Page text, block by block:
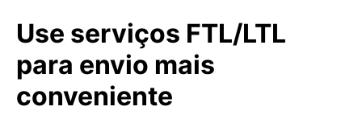
Use serviços FTL/LTL
para envio mais
conveniente